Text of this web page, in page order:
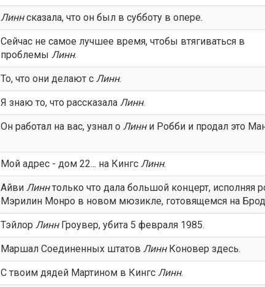
Линнсказала, что он был в субботу в опере.
Сейчас не самое лучшее время, чтобы втягиваться в
проблемы Линн.
То, что они делают с Линн.
Я знаю то, что рассказала Линн.
Он работал на вас, узнал о Линни Робби и продал это
Мой адрес - дом 22... на Кингс Линн.
Айви Линнтолько что дала большой концерт, исполняя
Мэрилин Монро в новом мюзикле, готовящемся на
Тэйлор ЛиннГроувер, убита 5 февраля 1985.
Маршал Соединенных штатов ЛиннКоновер здесь.
С твоим дядей Мартином в Кингс Линн.